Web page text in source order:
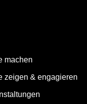
machen
zeigen & engagieren